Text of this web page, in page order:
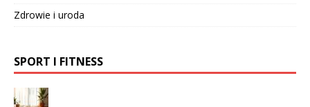
Zdrowie i uroda
SPORT I FITNESS